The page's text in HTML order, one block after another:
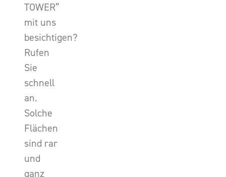
TOWER”
mit uns
besichtigen?
Rufen
Sie
schnell
an.
Solche
Flächen
sind rar
und
ganz